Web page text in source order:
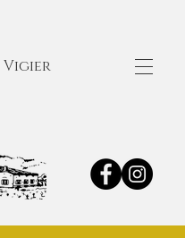
Vigier